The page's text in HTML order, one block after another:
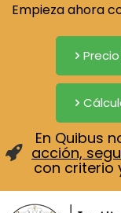
En Quibus
acción,
con criterio
Empieza ahora